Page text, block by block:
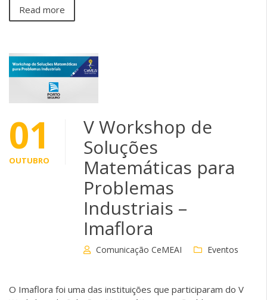
Read more
01
OUTUBRO
V Workshop de
Soluções
Matemáticas para
Problemas
Industriais –
Imaflora
Comunicação CeMEAI Eventos
O Imaflora foi uma das instituições que participaram do V